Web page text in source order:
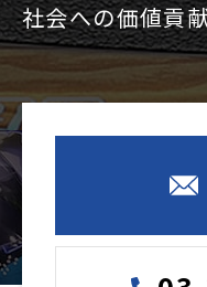
社会への価値貢